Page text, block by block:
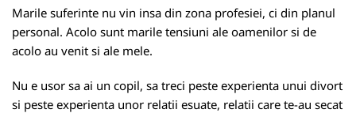
Marile suferinte nu vin insa din zona profesiei, ci din planul
personal. Acolo sunt marile tensiuni ale oamenilor si de
acolo au venit si ale mele.
Nu e usor sa ai un copil, sa treci peste experienta unui divort
si peste experienta unor relatii esuate, relatii care te-au secat